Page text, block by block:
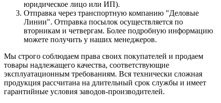
юридическое лицо или ИП).
Отправка через транспортную компанию "Деловые
Линии". Отправка посылок осуществляется по
вторникам и четвергам. Более подробную информацию
можете получить у наших менеджеров.
Мы строго соблюдаем права своих покупателей и продаем
товары надлежащего качества, соответствующие
эксплуатационным требованиям. Вся технически сложная
продукция рассчитана на длительный срок службы и имеет
гарантийные условия заводов-производителей.